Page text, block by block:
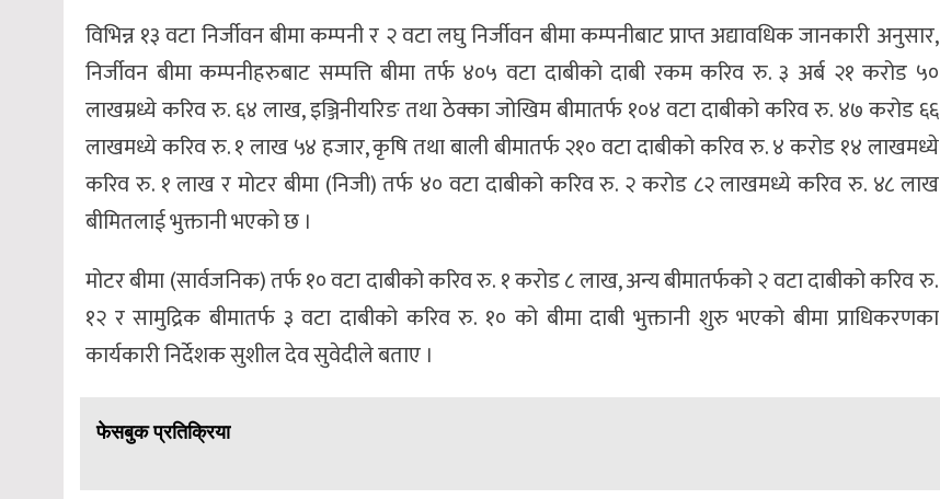
विभिन्न १३ वटा निर्जीवन बीमा कम्पनी र २ वटा लघु निर्जीवन बीमा कम्पनीबाट प्राप्त अद्यावधिक जानकारी अनुसार,
निर्जीवन बीमा कम्पनीहरुबाट सम्पत्ति बीमा तर्फ ४०५ वटा दाबीको दाबी रकम करिव रु. ३ अर्ब २१ करोड ५०
लाखम्रध्ये करिव रु. ६४ लाख, इञ्जिनीयरिङ तथा ठेक्का जोखिम बीमातर्फ १०४ वटा दाबीको करिव रु. ४७ करोड ६६
लाखमध्ये करिव रु. १ लाख ५४ हजार, कृषि तथा बाली बीमातर्फ २१० वटा दाबीको करिव रु. ४ करोड १४ लाखमध्ये
करिव रु. १ लाख र मोटर बीमा (निजी) तर्फ ४० वटा दाबीको करिव रु. २ करोड ८२ लाखमध्ये करिव रु. ४८ लाख
बीमितलाई भुक्तानी भएको छ ।
मोटर बीमा (सार्वजनिक) तर्फ १० वटा दाबीको करिव रु. १ करोड ८ लाख, अन्य बीमातर्फको २ वटा दाबीको करिव रु.
१२ र सामुद्रिक बीमातर्फ ३ वटा दाबीको करिव रु. १० को बीमा दाबी भुक्तानी शुरु भएको बीमा प्राधिकरणका
कार्यकारी निर्देशक सुशील देव सुवेदीले बताए ।
फेसबुक प्रतिक्रिया